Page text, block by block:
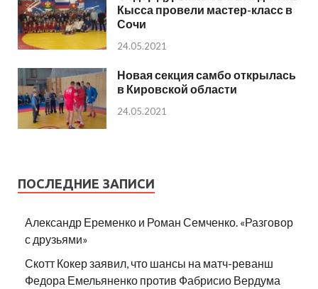
Кысса провели мастер-класс в
Сочи
24.05.2021
Новая секция самбо открылась
в Кировской области
24.05.2021
ПОСЛЕДНИЕ ЗАПИСИ
Александр Еременко и Роман Семченко. «Разговор
с друзьями»
Скотт Кокер заявил, что шансы на матч-реванш
Федора Емельяненко против Фабрисио Вердума